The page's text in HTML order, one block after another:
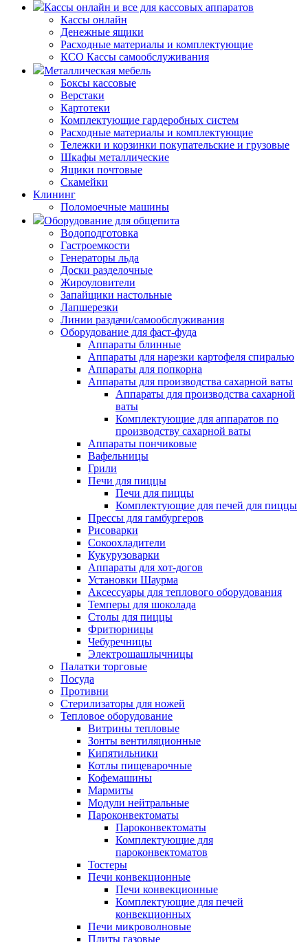
Кассы онлайн и все для кассовых аппаратов
Кассы онлайн
Денежные ящики
Расходные материалы и комплектующие
КСО Кассы самообслуживания
Металлическая мебель
Боксы кассовые
Верстаки
Картотеки
Комплектующие гардеробных систем
Расходные материалы и комплектующие
Тележки и корзинки покупательские и грузовые
Шкафы металлические
Ящики почтовые
Скамейки
Клининг
Поломоечные машины
Оборудование для общепита
Водоподготовка
Гастроемкости
Генераторы льда
Доски разделочные
Жироуловители
Запайщики настольные
Лапшерезки
Линии раздачи/самообслуживания
Оборудование для фаст-фуда
Аппараты блинные
Аппараты для нарезки картофеля спиралью
Аппараты для попкорна
Аппараты для производства сахарной ваты
Аппараты для производства сахарной
ваты
Комплектующие для аппаратов по
производству сахарной ваты
Аппараты пончиковые
Вафельницы
Грили
Печи для пиццы
Печи для пиццы
Комплектующие для печей для пиццы
Прессы для гамбургеров
Рисоварки
Сокоохладители
Кукурузоварки
Аппараты для хот-догов
Установки Шаурма
Аксессуары для теплового оборудования
Темперы для шоколада
Столы для пиццы
Фритюрницы
Чебуречницы
Электрошашлычницы
Палатки торговые
Посуда
Противни
Стерилизаторы для ножей
Тепловое оборудование
Витрины тепловые
Зонты вентиляционные
Кипятильники
Котлы пищеварочные
Кофемашины
Мармиты
Модули нейтральные
Пароконвектоматы
Пароконвектоматы
Комплектующие для
пароконвектоматов
Тостеры
Печи конвекционные
Печи конвекционные
Комплектующие для печей
конвекционных
Печи микроволновые
Плиты газовые